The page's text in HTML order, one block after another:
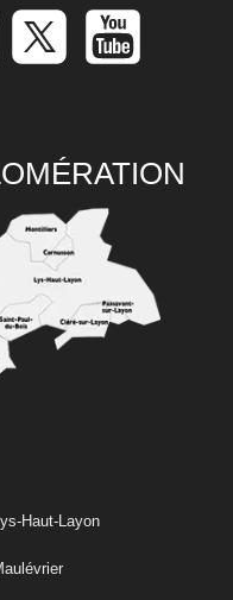
Haut-Layon